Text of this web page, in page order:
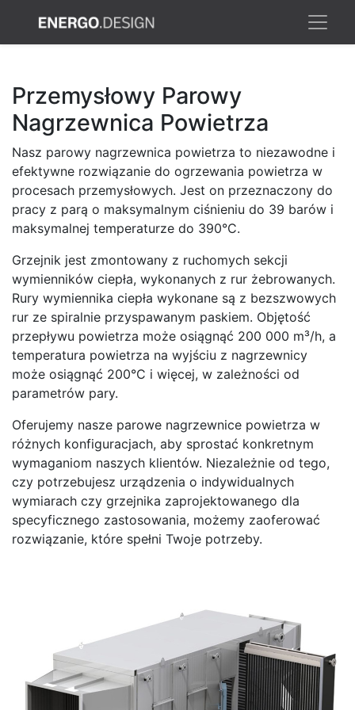
Przemysłowy Parowy
Nagrzewnica Powietrza
Nasz parowy nagrzewnica powietrza to niezawodne i
efektywne rozwiązanie do ogrzewania powietrza w
procesach przemysłowych. Jest on przeznaczony do
pracy z parą o maksymalnym ciśnieniu do 39 barów i
maksymalnej temperaturze do 390°C.
Grzejnik jest zmontowany z ruchomych sekcji
wymienników ciepła, wykonanych z rur żebrowanych.
Rury wymiennika ciepła wykonane są z bezszwowych
rur ze spiralnie przyspawanym paskiem. Objętość
przepływu powietrza może osiągnąć 200 000 m³/h, a
temperatura powietrza na wyjściu z nagrzewnicy
może osiągnąć 200°C i więcej, w zależności od
parametrów pary.
Oferujemy nasze parowe nagrzewnice powietrza w
różnych konfiguracjach, aby sprostać konkretnym
wymaganiom naszych klientów. Niezależnie od tego,
czy potrzebujesz urządzenia o indywidualnych
wymiarach czy grzejnika zaprojektowanego dla
specyficznego zastosowania, możemy zaoferować
rozwiązanie, które spełni Twoje potrzeby.